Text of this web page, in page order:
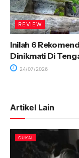
REVIEW
Inilah 6
Dinikmati Di
24/07/2026
Artikel Lain
CUKAI